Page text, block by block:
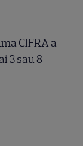
CIFRA a
3 sau 8